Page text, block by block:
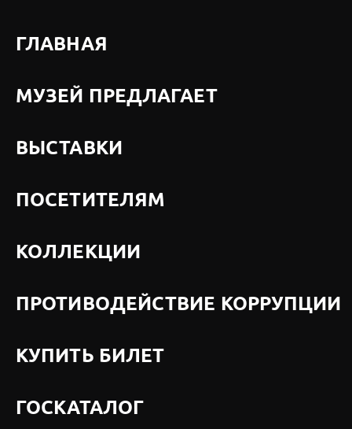
ГЛАВНАЯ
МУЗЕЙ ПРЕДЛАГАЕТ
ВЫСТАВКИ
ПОСЕТИТЕЛЯМ
КОЛЛЕКЦИИ
ПРОТИВОДЕЙСТВИЕ КОРРУПЦИИ
КУПИТЬ БИЛЕТ
ГОСКАТАЛОГ